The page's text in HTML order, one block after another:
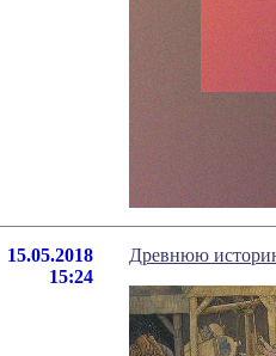
15.05.2018
15:24
Древнюю